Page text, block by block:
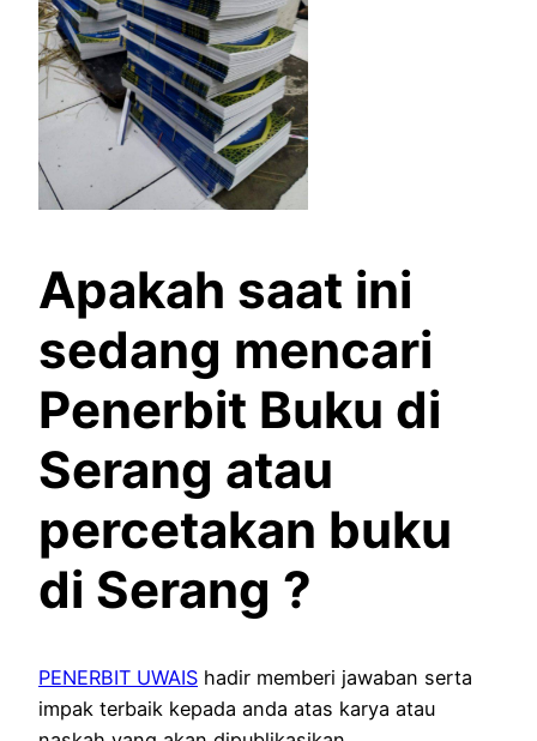
Apakah saat ini
sedang mencari
Penerbit Buku di
Serang atau
percetakan buku
di Serang ?
PENERBIT UWAIS hadir memberi jawaban serta
impak terbaik kepada anda atas karya atau